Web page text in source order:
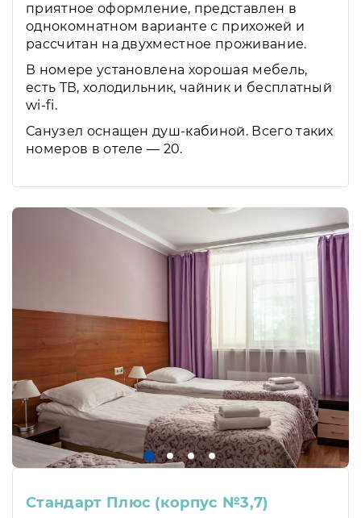
приятное оформление, представлен в
однокомнатном варианте с прихожей и
рассчитан на двухместное проживание.
В номере установлена хорошая мебель,
есть ТВ, холодильник, чайник и бесплатный
wi-fi.
Санузел оснащен душ-кабиной. Всего таких
номеров в отеле — 20.
Стандарт Плюс (корпус №3,7)